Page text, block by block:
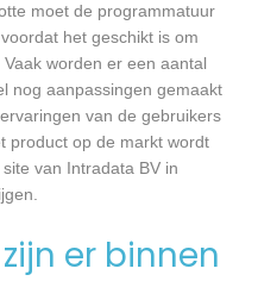
moet de programmatuur
het geschikt is om
worden er een aantal
nog aanpassingen gemaakt
van de gebruikers
product op de markt wordt
van Intradata BV in
er binnen